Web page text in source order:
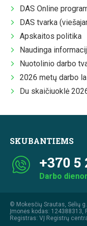
DAS Online
DAS tvarka
Apskaitos politika
Naudinga
Nuotolinio darbo
2026 metų darbo
Du skaičiuoklė
SKUBANTIEMS
+370 5
Darbo
© Mokesčių Srautas, Sėlių
Įmonės kodas: 124388313,
Registras: VĮ Registrų